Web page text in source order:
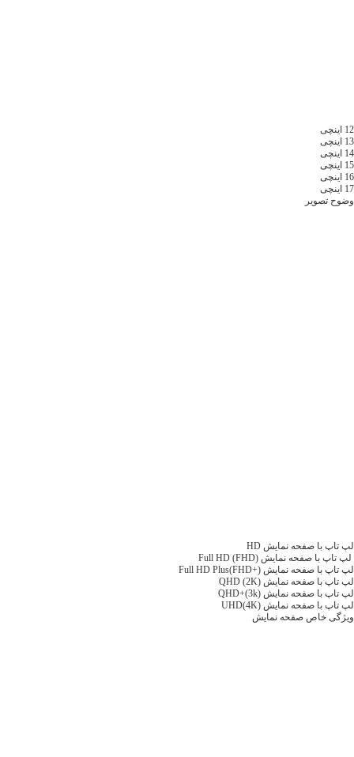
12 اینچی
13 اینچی
14 اینچی
15 اینچی
16 اینچی
17 اینچی
وضوح تصویر
لپ تاپ با صفحه نمایش HD
لپ تاپ با صفحه نمایش Full HD (FHD)
لپ تاپ با صفحه نمایش Full HD Plus(FHD+)
لپ تاپ با صفحه نمایش QHD (2K)
لپ تاپ با صفحه نمایش QHD+(3k)
لپ تاپ با صفحه نمایش UHD(4K)
ویژگی خاص صفحه نمایش